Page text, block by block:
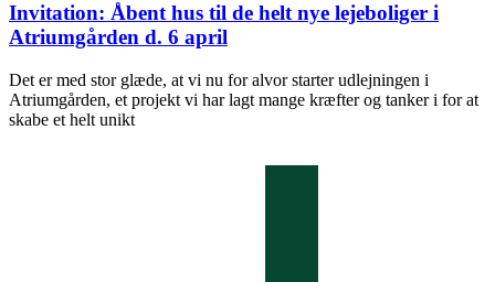
Invitation: Åbent hus til de helt nye lejeboliger i
Atriumgården d. 6 april
Det er med stor glæde, at vi nu for alvor starter udlejningen i
Atriumgården, et projekt vi har lagt mange kræfter og tanker i for at
skabe et helt unikt